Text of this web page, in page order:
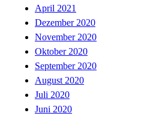
April 2021
Dezember 2020
November 2020
Oktober 2020
September 2020
August 2020
Juli 2020
Juni 2020